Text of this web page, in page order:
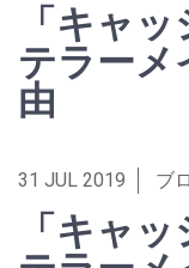
「キャ
テラーメ
由
31 JUL 2019 ブ
「キャ